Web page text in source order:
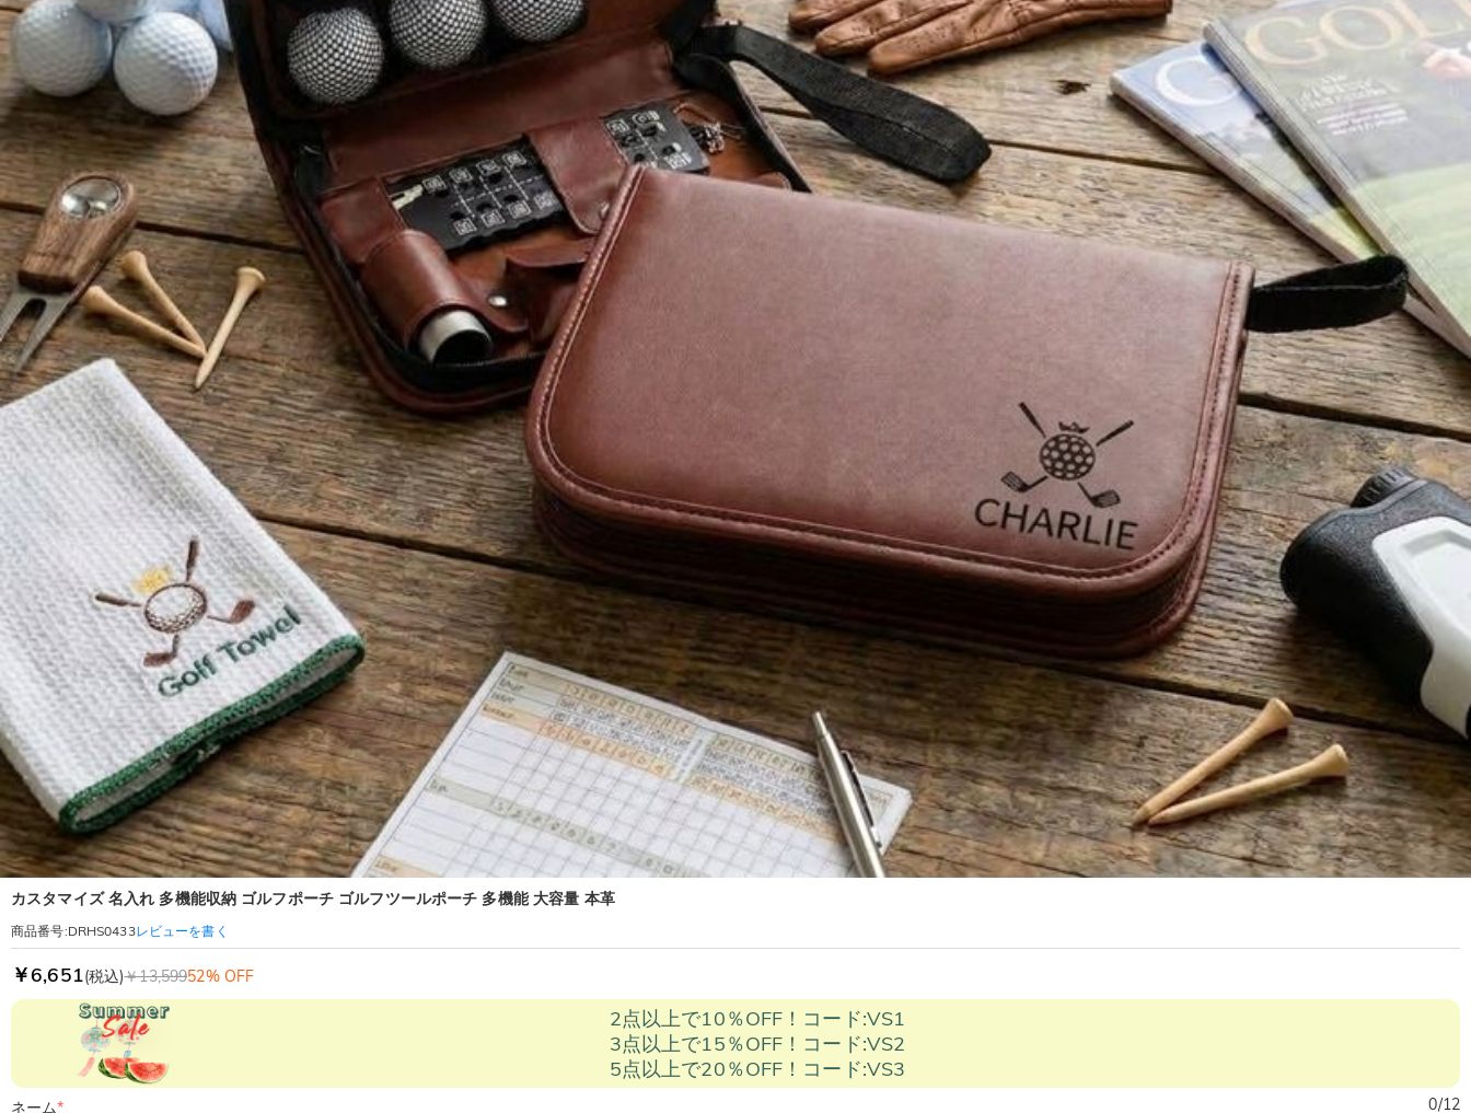
カスタマイズ 名入れ 多機能収納 ゴルフポーチ ゴルフツールポーチ 多機能 大容量 本革
商品番号:DRHS0433レビューを書く
￥6,651(税込)￥13,59952% OFF
2点以上で10％OFF！コード:VS1
3点以上で15％OFF！コード:VS2
5点以上で20％OFF！コード:VS3
ネーム* 0/12